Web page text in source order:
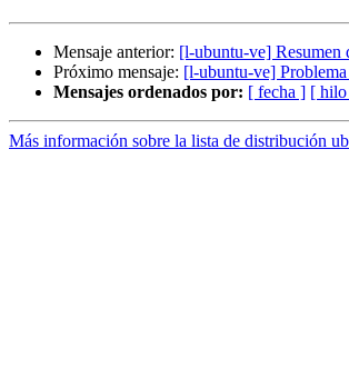
Mensaje anterior: [l-ubuntu-ve] Resumen
Próximo mensaje: [l-ubuntu-ve]
Mensajes ordenados por: [ fecha ] [
Más información sobre la lista de distribución